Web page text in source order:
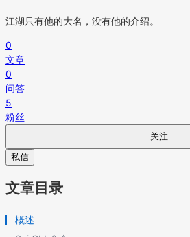
江湖只有他的大名，没有他的介绍。
0
文章
0
问答
5
粉丝
关注
私信
文章目录
概述